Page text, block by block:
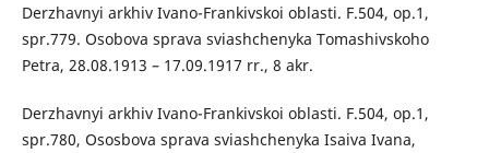
Derzhavnyi arkhiv Ivano-Frankivskoi oblasti. F.504, op.1,
spr.779. Osobova sprava sviashchenyka Tomashivskoho
Petra, 28.08.1913 – 17.09.1917 rr., 8 akr.
Derzhavnyi arkhiv Ivano-Frankivskoi oblasti. F.504, op.1,
spr.780, Ososbova sprava sviashchenyka Isaiva Ivana,